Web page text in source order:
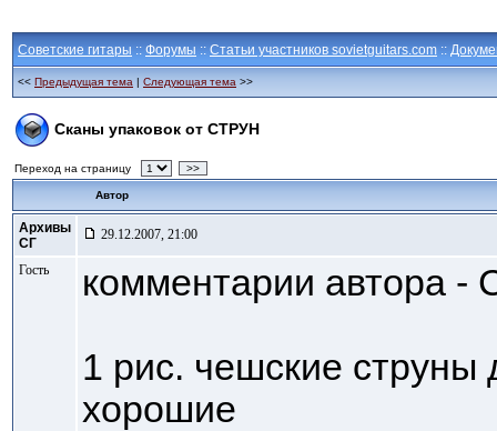
Советские гитары :: Форумы :: Статьи участников sovietguitars.com ::
<< Предыдущая тема | Следующая тема >>
Сканы упаковок от СТРУН
Переход на страницу >>
Автор
Архивы
СГ
29.12.2007, 21:00
Гость комментарии автора
1 рис. чешские струны
хорошие